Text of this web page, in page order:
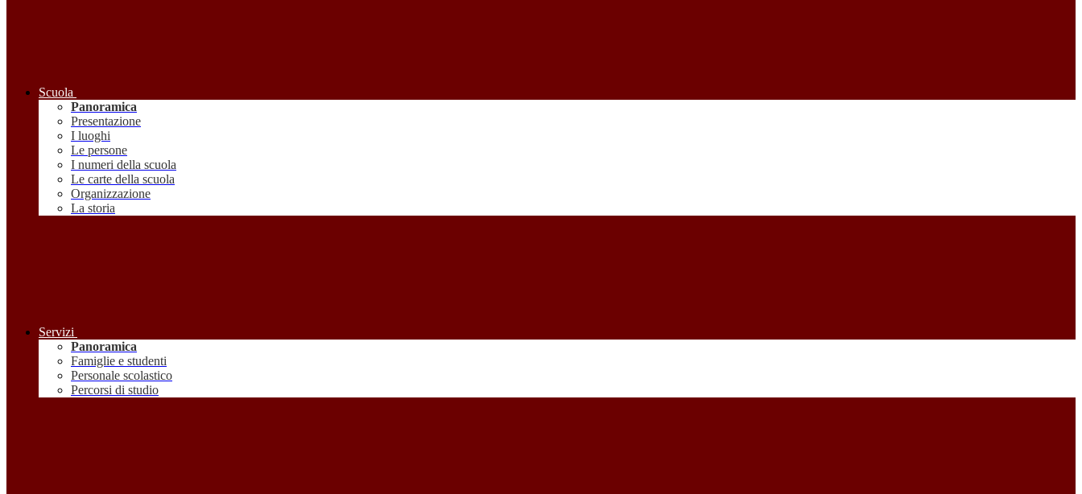
Scuola
Panoramica
Presentazione
I luoghi
Le persone
I numeri della scuola
Le carte della scuola
Organizzazione
La storia
Servizi
Panoramica
Famiglie e studenti
Personale scolastico
Percorsi di studio